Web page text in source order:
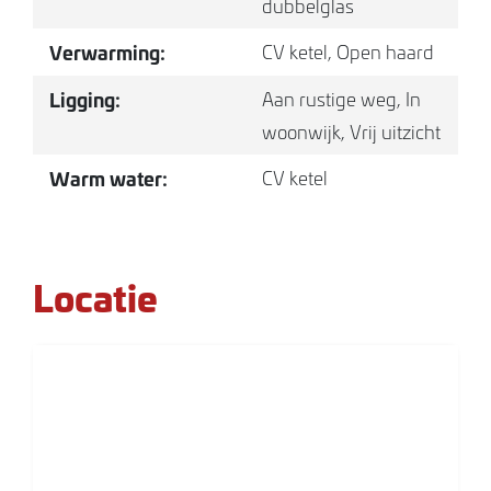
voor de wasapparatuur en extra bergruimte. De
bijkeuken geeft toegang tot de tuin en de eerste
met bergruimte en twee royale slaapkamers met
badkamer uitgerust met wastafel, douche en toilet.
dubbelglas
Verwarming: CV ketel, Open haard
Ligging:
Aan rustige weg, In
woonwijk, Vrij uitzicht
Warm water: CV ketel
Locatie